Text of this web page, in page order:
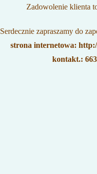
Zadowolenie klienta
Serdecznie zapraszamy do
strona internetowa:
kontakt.: